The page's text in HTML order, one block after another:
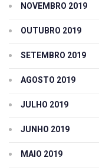
NOVEMBRO 2019
OUTUBRO 2019
SETEMBRO 2019
AGOSTO 2019
JULHO 2019
JUNHO 2019
MAIO 2019